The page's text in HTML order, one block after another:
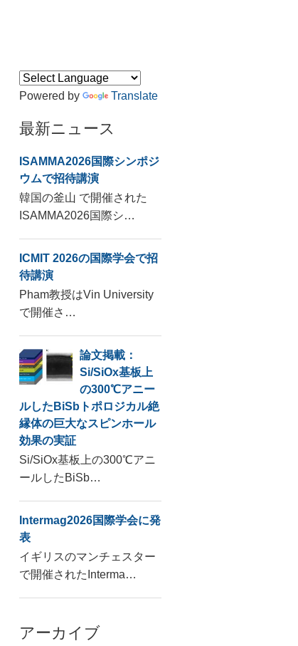
Powered by Translate
最新ニュース
ISAMMA2026国際シンポジ
ウムで招待講演
韓国の釜山 で開催された
ISAMMA2026国際シ…
ICMIT 2026の国際学会で招
待講演
Pham教授はVin University
で開催さ…
論文掲載：
Si/SiOx基板上
の300℃アニー
ルしたBiSbトポロジカル絶
縁体の巨大なスピンホール
効果の実証
Si/SiOx基板上の300℃アニ
ールしたBiSb…
Intermag2026国際学会に発
表
イギリスのマンチェスター
で開催されたInterma…
アーカイブ